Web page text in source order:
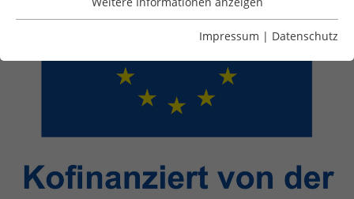
Impressum | Datenschutz